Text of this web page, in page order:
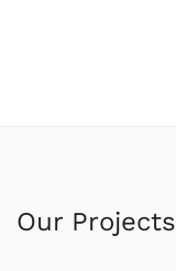
Our Projects